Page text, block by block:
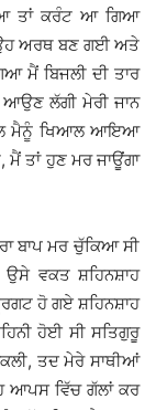
ਤਾਂ ਕਰੰਟ ਆ ਗਿਆ
ਉਹ ਅਰਥ ਬਣ ਗਈ ਅਤੇ
ਮੈਂ ਬਿਜਲੀ ਦੀ ਤਾਰ
ਲੱਗੀ ਮੇਰੀ ਜਾਨ
ਮੈਨੂੰ ਖਿਆਲ ਆਇਆ
ਮੈਂ ਤਾਂ ਹੁਣ ਮਰ ਜਾਊਂਗਾ
ਬਾਪ ਮਰ ਚੁੱਕਿਆ ਸੀ
ਉਸੇ ਵਕਤ ਸ਼ਹਿਨਸ਼ਾਹ
ਹੋ ਗਏ ਸ਼ਹਿਨਸ਼ਾਹ
ਹੋਈ ਸੀ ਸਤਿਗੁਰੂ
ਤਦ ਮੇਰੇ ਸਾਥੀਆਂ
ਆਪਸ ਵਿੱਚ ਗੱਲਾਂ ਕਰ